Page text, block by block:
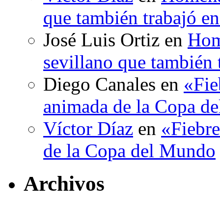
que también trabajó
José Luis Ortiz en
sevillano que
Diego Canales en
animada de la Copa
Víctor Díaz en
de la Copa del Mundo
Archivos